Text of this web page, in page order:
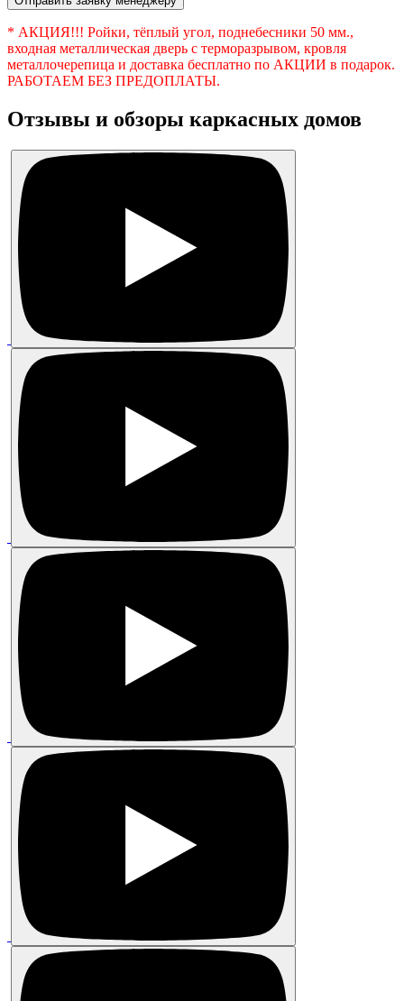
* АКЦИЯ!!! Ройки, тёплый угол, поднебесники 50 мм.,
входная металлическая дверь с терморазрывом, кровля
металлочерепица и доставка бесплатно по АКЦИИ в подарок.
РАБОТАЕМ БЕЗ ПРЕДОПЛАТЫ.
Отзывы и обзоры каркасных домов